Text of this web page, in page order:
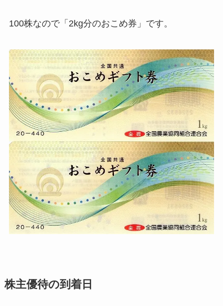
100株なので「2kg分のおこめ券」です。
株主優待の到着日